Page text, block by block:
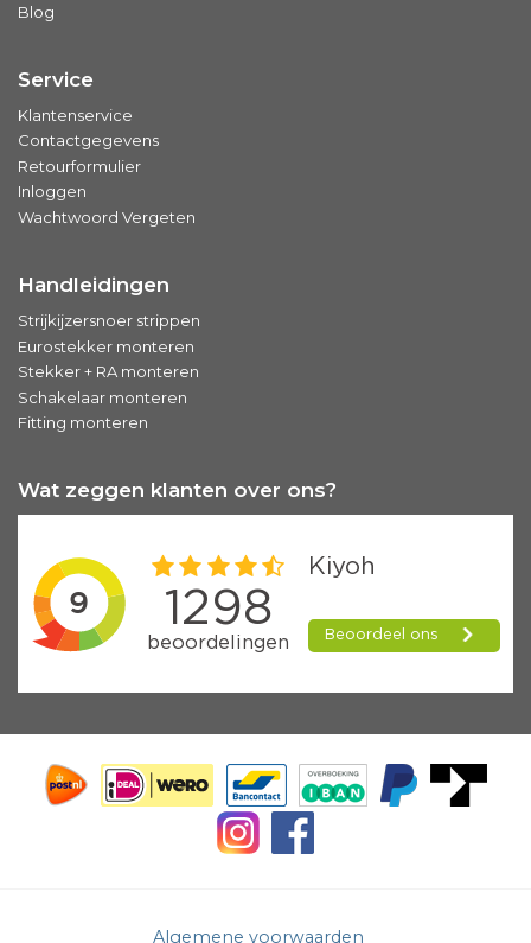
Blog
Service
Klantenservice
Contactgegevens
Retourformulier
Inloggen
Wachtwoord Vergeten
Handleidingen
Strijkijzersnoer strippen
Eurostekker monteren
Stekker + RA monteren
Schakelaar monteren
Fitting monteren
Wat zeggen klanten over ons?
Algemene voorwaarden